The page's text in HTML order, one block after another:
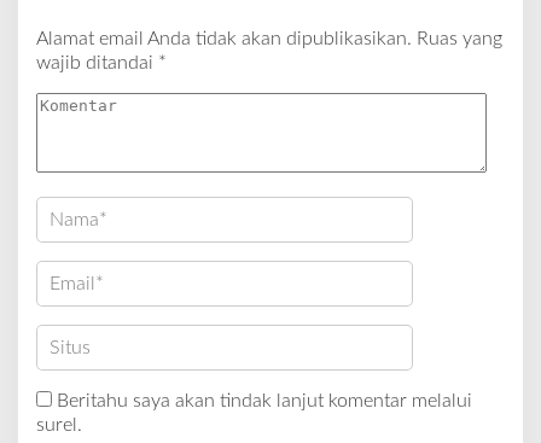
Alamat email Anda tidak akan dipublikasikan. Ruas yang
wajib ditandai *
Beritahu saya akan tindak lanjut komentar melalui
surel.